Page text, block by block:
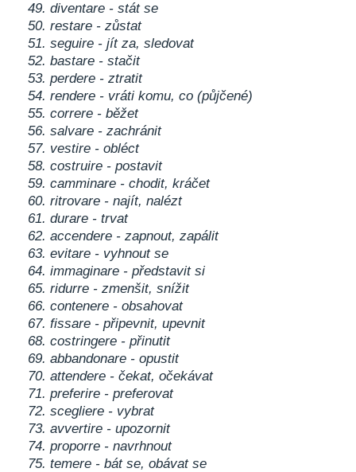
49. diventare - stát se
50. restare - zůstat
51. seguire - jít za, sledovat
52. bastare - stačit
53. perdere - ztratit
54. rendere - vráti komu, co (půjčené)
55. correre - běžet
56. salvare - zachránit
57. vestire - obléct
58. costruire - postavit
59. camminare - chodit, kráčet
60. ritrovare - najít, nalézt
61. durare - trvat
62. accendere - zapnout, zapálit
63. evitare - vyhnout se
64. immaginare - představit si
65. ridurre - zmenšit, snížit
66. contenere - obsahovat
67. fissare - připevnit, upevnit
68. costringere - přinutit
69. abbandonare - opustit
70. attendere - čekat, očekávat
71. preferire - preferovat
72. scegliere - vybrat
73. avvertire - upozornit
74. proporre - navrhnout
75. temere - bát se, obávat se